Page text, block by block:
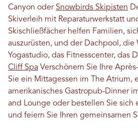
Canyon oder Snowbirds Skipisten
Skiverleih mit Reparaturwerkstatt
Skischließfächer helfen Familien,
auszurüsten, und der Dachpool, die
Yogastudio, das Fitnesscenter, das
Cliff Spa Verschönern Sie Ihre
Sie ein Mittagessen im The Atrium,
amerikanisches Gastropub-Dinner
and Lounge oder bestellen Sie sich
und feiern Sie Ihren gemeinsamen